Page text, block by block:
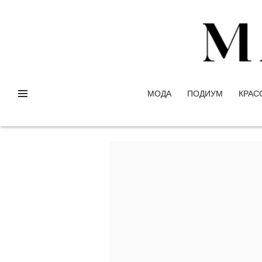
МОДА ПОДИУМ